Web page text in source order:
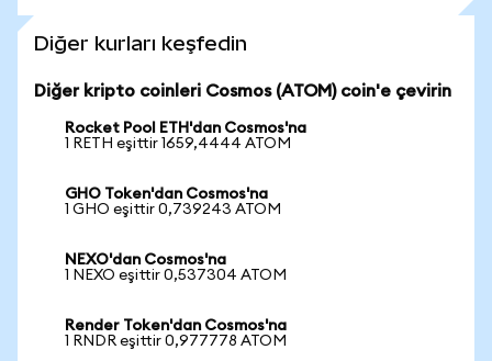
Diğer kurları keşfedin
Diğer kripto coinleri Cosmos (ATOM) coin'e çevirin
Rocket Pool ETH'dan Cosmos'na
1 RETH eşittir 1659,4444 ATOM
GHO Token'dan Cosmos'na
1 GHO eşittir 0,739243 ATOM
NEXO'dan Cosmos'na
1 NEXO eşittir 0,537304 ATOM
Render Token'dan Cosmos'na
1 RNDR eşittir 0,977778 ATOM